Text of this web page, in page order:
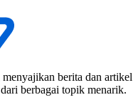
berita dan artikel
berbagai topik menarik.